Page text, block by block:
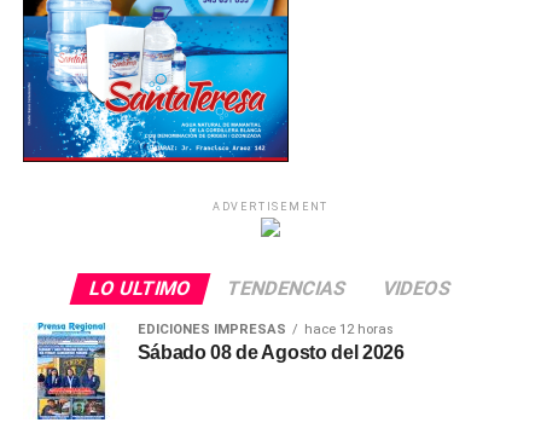
ADVERTISEMENT
LO ULTIMO TENDENCIAS VIDEOS
EDICIONES IMPRESAS hace 12 horas
Sábado 08 de Agosto del 2026